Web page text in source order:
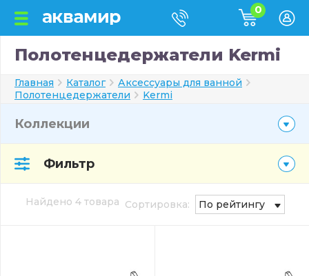
0
Полотенцедержатели Kermi
Главная Каталог
Аксессуары для ванной
Полотенцедержатели
Kermi
Коллекции
Фильтр
Найдено 4 товара Сортировка: По рейтингу